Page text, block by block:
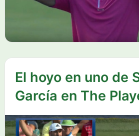
El hoyo en uno de
García en The